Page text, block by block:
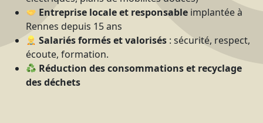
Entreprise locale et responsable implantée à
Rennes depuis 15 ans
Salariés formés et valorisés : sécurité, respect,
écoute, formation.
Réduction des consommations et recyclage
des déchets